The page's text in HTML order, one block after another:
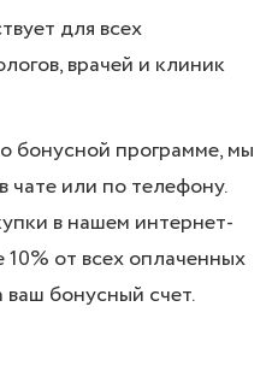
для всех
врачей и клиник
бонусной программе, мы
чате или по телефону.
в нашем интернет-
10% от всех оплаченных
ваш бонусный счет.